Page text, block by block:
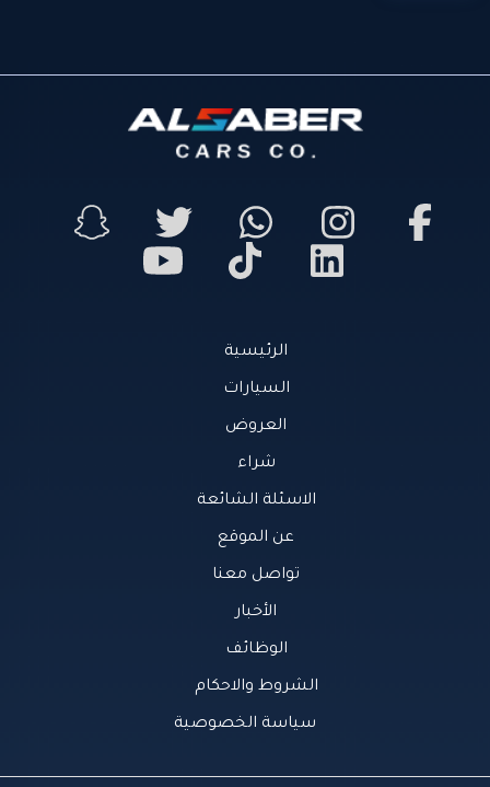
الرئيسية
السيارات
العروض
شراء
الاسئلة الشائعة
عن الموقع
تواصل معنا
الأخبار
الوظائف
الشروط والاحكام
سياسة الخصوصية